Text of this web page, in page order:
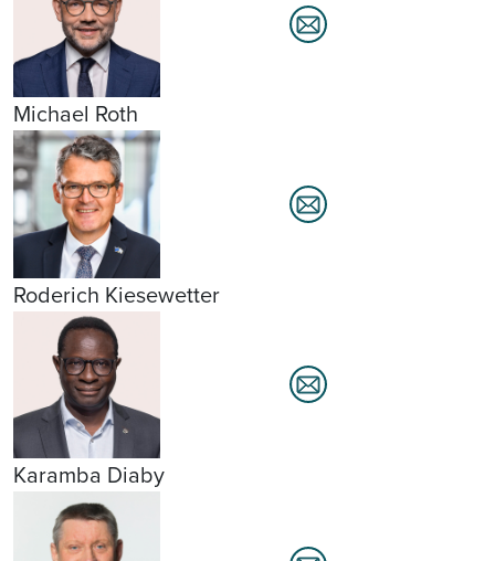
Michael Roth
Roderich Kiesewetter
Karamba Diaby